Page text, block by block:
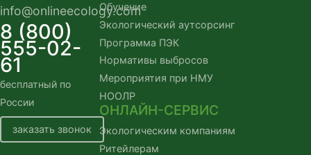
info@onlineecology.com
8 (800)
555-02-
61
бесплатный по
России
заказать звонок
Обучение
Экологический аутсорсинг
Программа ПЭК
Нормативы выбросов
Мероприятия при НМУ
НООЛР
ОНЛАЙН-СЕРВИС
Экологическим компаниям
Ритейлерам